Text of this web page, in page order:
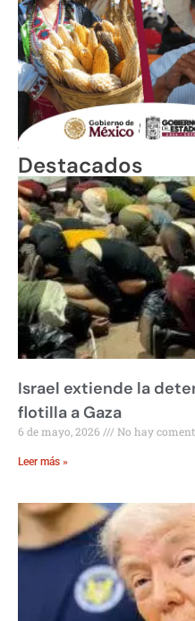
Destacados
Israel extiende la
flotilla a Gaza
6 de mayo, 2026 No hay
Leer más »